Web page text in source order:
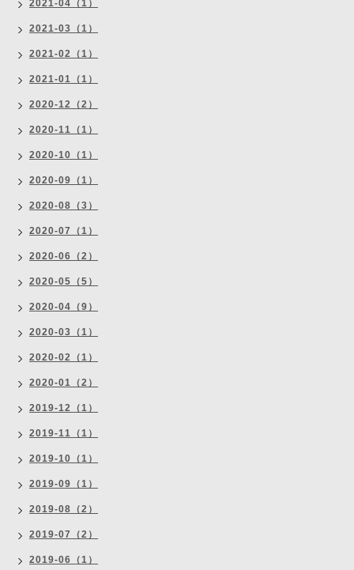
2021-04（1）
2021-03（1）
2021-02（1）
2021-01（1）
2020-12（2）
2020-11（1）
2020-10（1）
2020-09（1）
2020-08（3）
2020-07（1）
2020-06（2）
2020-05（5）
2020-04（9）
2020-03（1）
2020-02（1）
2020-01（2）
2019-12（1）
2019-11（1）
2019-10（1）
2019-09（1）
2019-08（2）
2019-07（2）
2019-06（1）